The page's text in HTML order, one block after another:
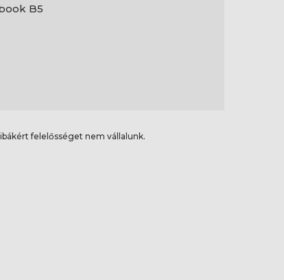
B5
felelősséget nem vállalunk.